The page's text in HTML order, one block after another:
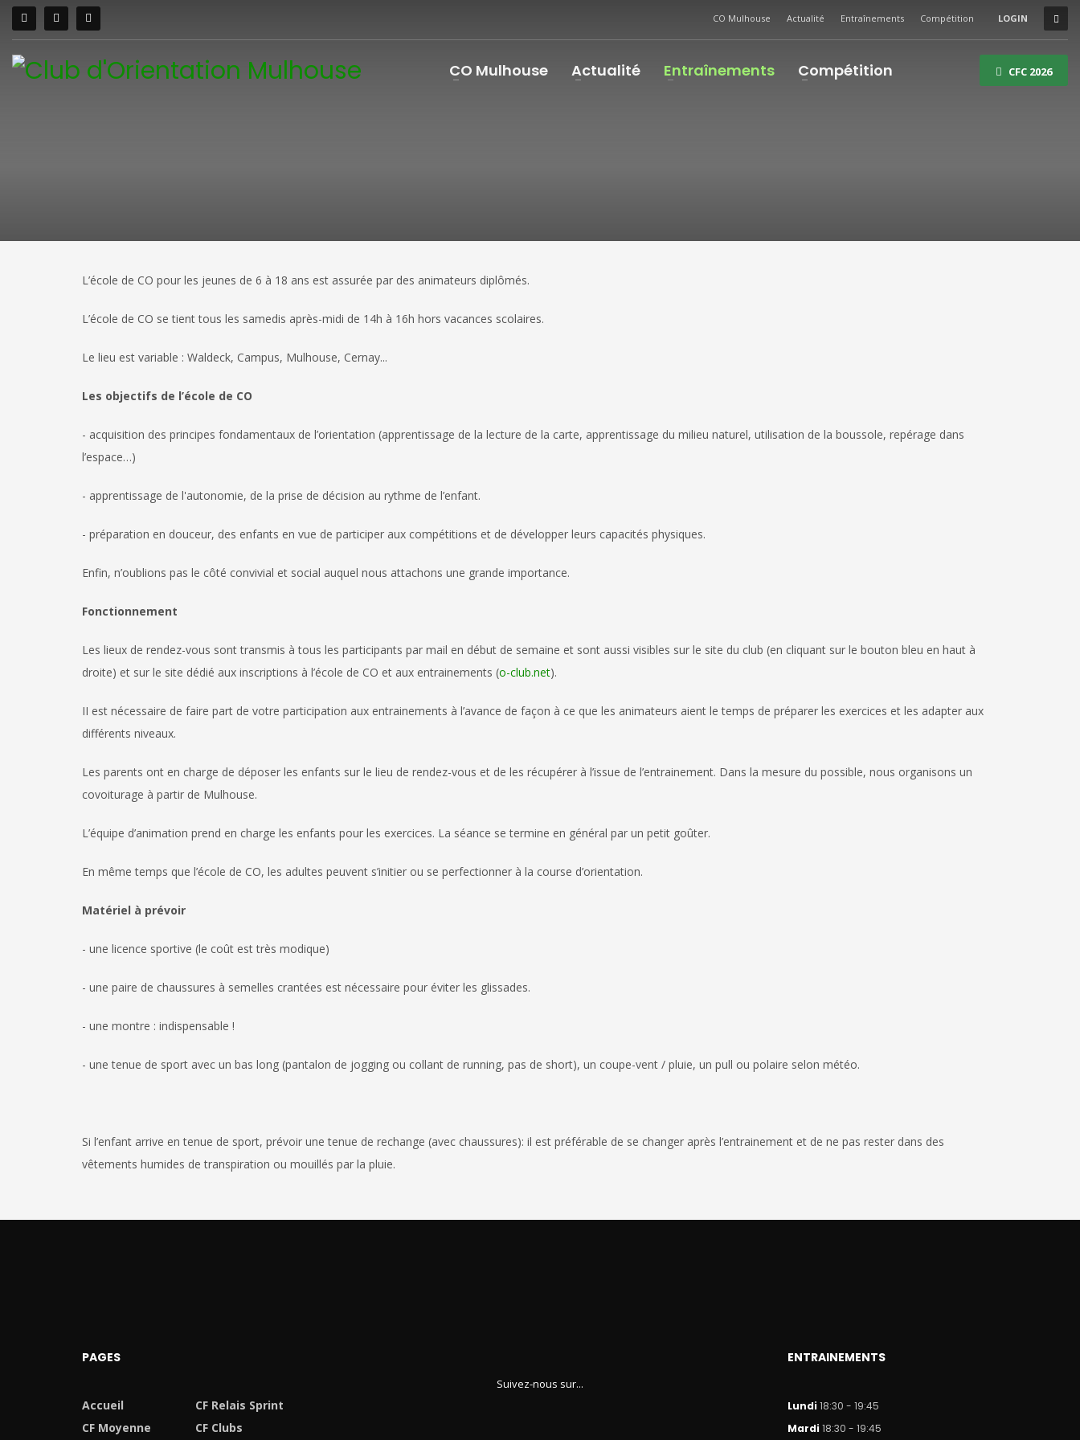
CO Mulhouse Actualité Entraînements Compétition LOGIN
CO Mulhouse Actualité Entraînements Compétition CFC 2026
L’école de CO pour les jeunes de 6 à 18 ans est assurée par des animateurs diplômés.
L’école de CO se tient tous les samedis après-midi de 14h à 16h hors vacances scolaires.
Le lieu est variable : Waldeck, Campus, Mulhouse, Cernay...
Les objectifs de l’école de CO
- acquisition des principes fondamentaux de l’orientation (apprentissage de la lecture de la carte, apprentissage du milieu naturel, utilisation de la boussole, repérage dans
l’espace…)
- apprentissage de l'autonomie, de la prise de décision au rythme de l’enfant.
- préparation en douceur, des enfants en vue de participer aux compétitions et de développer leurs capacités physiques.
Enfin, n’oublions pas le côté convivial et social auquel nous attachons une grande importance.
Fonctionnement
Les lieux de rendez-vous sont transmis à tous les participants par mail en début de semaine et sont aussi visibles sur le site du club (en cliquant sur le bouton bleu en haut à
droite) et sur le site dédié aux inscriptions à l’école de CO et aux entrainements (o-club.net).
II est nécessaire de faire part de votre participation aux entrainements à l’avance de façon à ce que les animateurs aient le temps de préparer les exercices et les adapter aux
différents niveaux.
Les parents ont en charge de déposer les enfants sur le lieu de rendez-vous et de les récupérer à l’issue de l’entrainement. Dans la mesure du possible, nous organisons un
covoiturage à partir de Mulhouse.
L’équipe d’animation prend en charge les enfants pour les exercices. La séance se termine en général par un petit goûter.
En même temps que l’école de CO, les adultes peuvent s’initier ou se perfectionner à la course d’orientation.
Matériel à prévoir
- une licence sportive (le coût est très modique)
- une paire de chaussures à semelles crantées est nécessaire pour éviter les glissades.
- une montre : indispensable !
- une tenue de sport avec un bas long (pantalon de jogging ou collant de running, pas de short), un coupe-vent / pluie, un pull ou polaire selon météo.
Si l’enfant arrive en tenue de sport, prévoir une tenue de rechange (avec chaussures): il est préférable de se changer après l’entrainement et de ne pas rester dans des
vêtements humides de transpiration ou mouillés par la pluie.
PAGES
Accueil
CF Relais Sprint
CF Moyenne
CF Clubs
Suivez-nous sur...
ENTRAINEMENTS
Lundi 18:30 - 19:45
Mardi 18:30 - 19:45